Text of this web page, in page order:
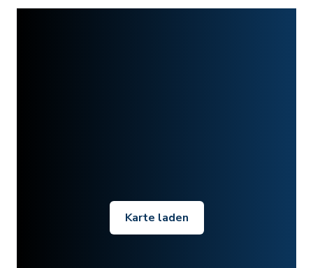
Karte laden